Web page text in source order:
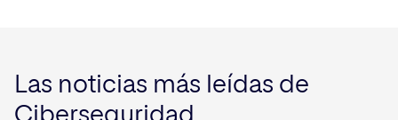
contamos qué es, cómo
funciona, cuáles son sus
ataques y proteger
Las noticias más leídas de